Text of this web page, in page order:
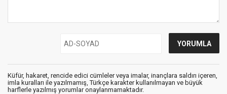
Küfür, hakaret, rencide edici cümleler veya imalar, inançlara saldırı içeren,
imla kuralları ile yazılmamış, Türkçe karakter kullanılmayan ve büyük
harflerle yazılmış yorumlar onaylanmamaktadır.